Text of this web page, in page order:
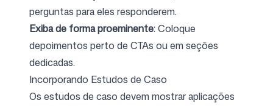
perguntas para eles responderem.
Exiba de forma proeminente: Coloque
depoimentos perto de CTAs ou em seções
dedicadas.
Incorporando Estudos de Caso
Os estudos de caso devem mostrar aplicações